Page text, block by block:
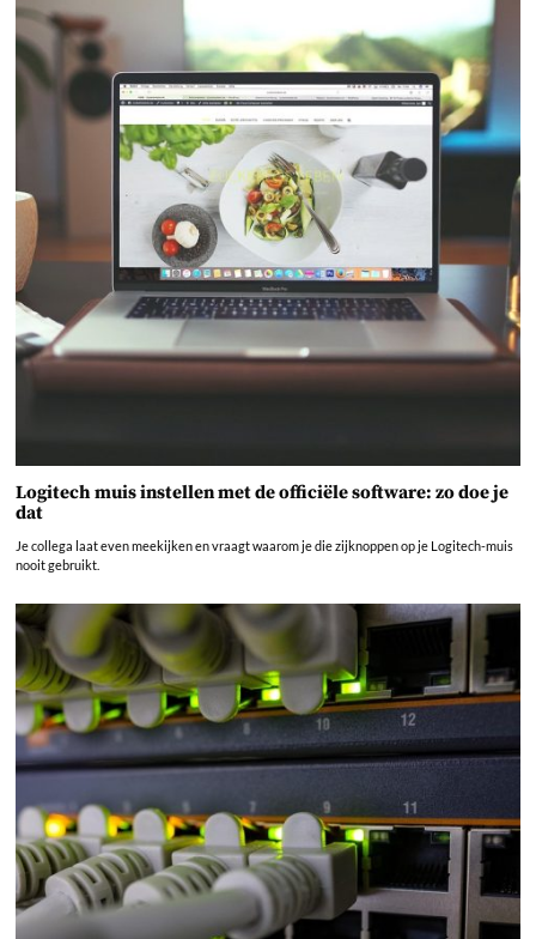
Logitech muis instellen met de officiële software: zo doe je
dat
Je collega laat even meekijken en vraagt waarom je die zijknoppen op je Logitech-muis
nooit gebruikt.